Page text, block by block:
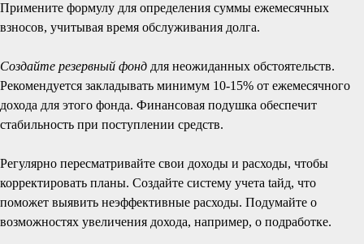
Примените формулу для определения суммы ежемесячных
взносов, учитывая время обслуживания долга.
Создайте резервный фонд для неожиданных обстоятельств.
Рекомендуется закладывать минимум 10-15% от ежемесячного
дохода для этого фонда. Финансовая подушка обеспечит
стабильность при поступлении средств.
Регулярно пересматривайте свои доходы и расходы, чтобы
корректировать планы. Создайте систему учета tайд, что
поможет выявить неэффективные расходы. Подумайте о
возможностях увеличения дохода, например, о подработке.